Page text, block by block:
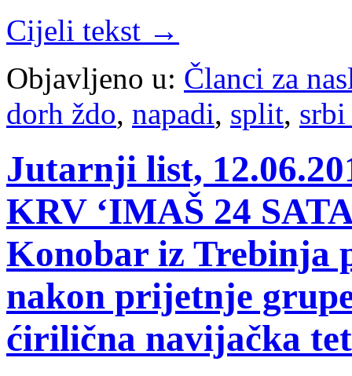
Cijeli tekst →
Objavljeno u: Članci za
dorh ždo, napadi, split,
Jutarnji list,
KRV ‘IMAŠ 24
Konobar iz Trebinja
nakon prijetnje
ćirilična navijačka